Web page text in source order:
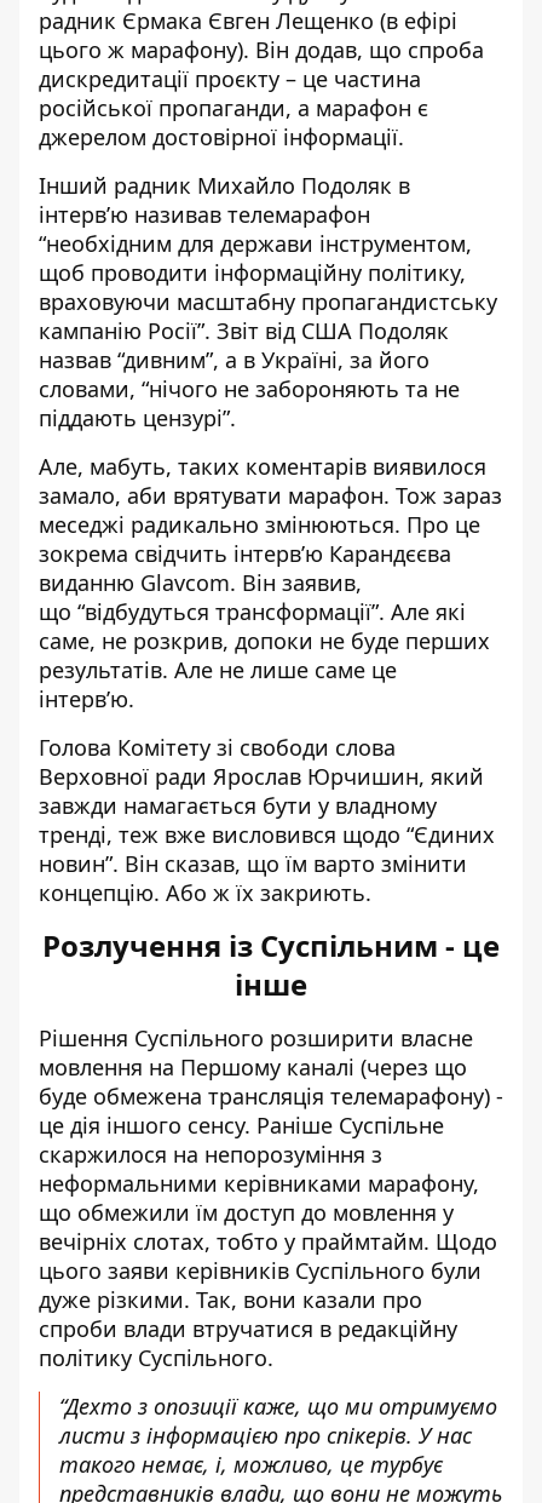
радник Єрмака Євген Лещенко (в ефірі
цього ж марафону). Він додав, що спроба
дискредитації проєкту – це частина
російської пропаганди, а марафон є
джерелом достовірної інформації.
Інший радник Михайло Подоляк в
інтерв’ю називав телемарафон
“необхідним для держави інструментом,
щоб проводити інформаційну політику,
враховуючи масштабну пропагандистську
кампанію Росії”. Звіт від США Подоляк
назвав “дивним”, а в Україні, за його
словами, “нічого не забороняють та не
піддають цензурі”.
Але, мабуть, таких коментарів виявилося
замало, аби врятувати марафон. Тож зараз
меседжі радикально змінюються. Про це
зокрема свідчить інтерв’ю Карандєєва
виданню Glavcom. Він заявив,
що “відбудуться трансформації”. Але які
саме, не розкрив, допоки не буде перших
результатів. Але не лише саме це
інтерв’ю.
Голова Комітету зі свободи слова
Верховної ради Ярослав Юрчишин, який
завжди намагається бути у владному
тренді, теж вже висловився щодо “Єдиних
новин”. Він сказав, що їм варто змінити
концепцію. Або ж їх закриють.
Розлучення із Суспільним - це
інше
Рішення Суспільного розширити власне
мовлення на Першому каналі (через що
буде обмежена трансляція телемарафону) -
це дія іншого сенсу. Раніше Суспільне
скаржилося на непорозуміння з
неформальними керівниками марафону,
що обмежили їм доступ до мовлення у
вечірніх слотах, тобто у праймтайм. Щодо
цього заяви керівників Суспільного були
дуже різкими. Так, вони казали про
спроби влади втручатися в редакційну
політику Суспільного.
“Дехто з опозиції каже, що ми отримуємо
листи з інформацією про спікерів. У нас
такого немає, і, можливо, це турбує
представників влади, що вони не можуть